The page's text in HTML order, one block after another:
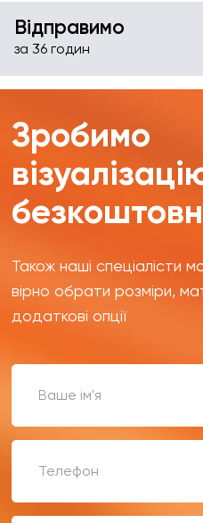
Відправимо
за 36 годин
Зробимо
Також наші спеціалісти
вірно обрати розміри,
додаткові опції